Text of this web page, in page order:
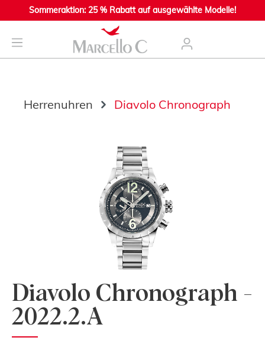
springen
Sommeraktion: 25 % Rabatt auf ausgewählte Modelle!
Herrenuhren Diavolo Chronograph
Diavolo Chronograph -
2022.2.A